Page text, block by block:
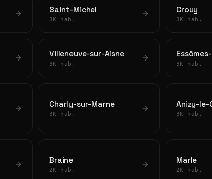
Saint-Michel
3K hab.
Crouy
3K hab.
Villeneuve-sur-Aisne
3K hab. 3K hab.
Charly-sur-Marne
3K hab.
Anizy-le-
3K hab.
Braine
2K hab.
Marle
2K hab.